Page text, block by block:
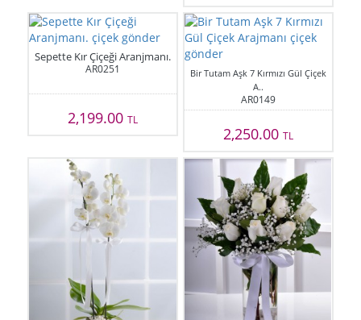
Sepette Kır Çiçeği Aranjmanı.
AR0251
2,199.00TL
Bir Tutam Aşk 7 Kırmızı Gül Çiçek
A..
AR0149
2,250.00 TL